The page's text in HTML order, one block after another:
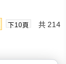
下10頁 共 214